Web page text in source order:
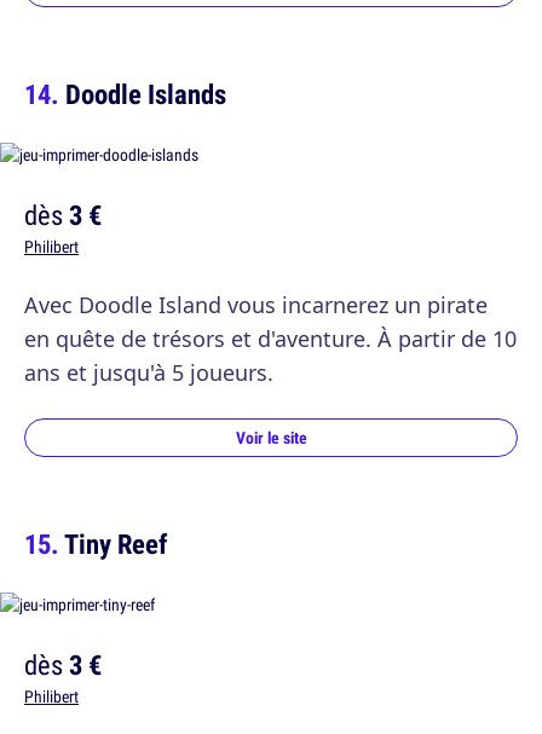
Doodle Islands
dès3 €
Philibert
Avec Doodle Island vous incarnerez un pirate
en quête de trésors et d'aventure. À partir de 10
ans et jusqu'à 5 joueurs.
Voir le site
Tiny Reef
dès3 €
Philibert